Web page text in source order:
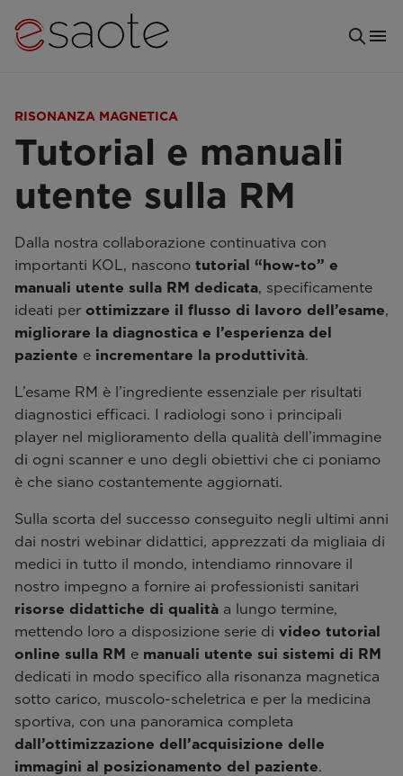
RISONANZA MAGNETICA
Tutorial e manuali
utente sulla RM
Dalla nostra collaborazione continuativa con
importanti KOL, nascono tutorial “how-to” e
manuali utente sulla RM dedicata, specificamente
ideati per ottimizzare il flusso di lavoro dell’esame,
migliorare la diagnostica e l’esperienza del
paziente e incrementare la produttività.
L’esame RM è l’ingrediente essenziale per risultati
diagnostici efficaci. I radiologi sono i principali
player nel miglioramento della qualità dell’immagine
di ogni scanner e uno degli obiettivi che ci poniamo
è che siano costantemente aggiornati.
Sulla scorta del successo conseguito negli ultimi anni
dai nostri webinar didattici, apprezzati da migliaia di
medici in tutto il mondo, intendiamo rinnovare il
nostro impegno a fornire ai professionisti sanitari
risorse didattiche di qualità a lungo termine,
mettendo loro a disposizione serie di video tutorial
online sulla RM e manuali utente sui sistemi di RM
dedicati in modo specifico alla risonanza magnetica
sotto carico, muscolo-scheletrica e per la medicina
sportiva, con una panoramica completa
dall’ottimizzazione dell’acquisizione delle
immagini al posizionamento del paziente.